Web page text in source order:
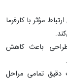
مؤثر با کارفرما
باعث کاهش
تمامی مراحل